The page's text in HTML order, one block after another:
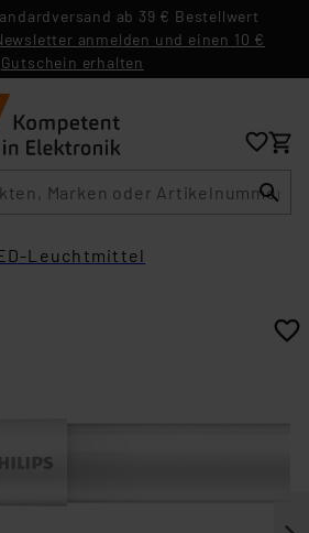
ab 39 € Bestellwert
anmelden und einen 10 €
Gutschein erhalten
Leuchtmittel